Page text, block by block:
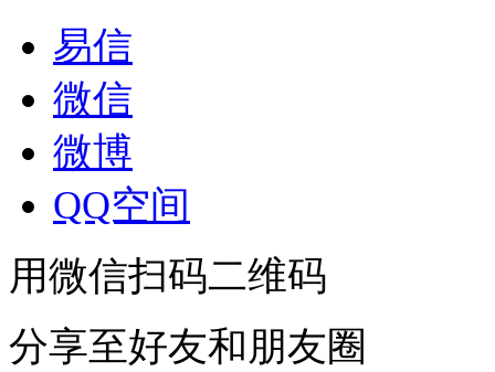
易信
微信
微博
QQ空间
用微信扫码二维码
分享至好友和朋友圈